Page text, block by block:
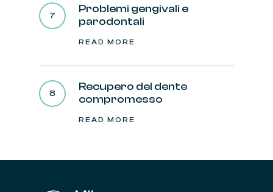
Problemi gengivali e
parodontali
READ MORE
Recupero del dente
compromesso
READ MORE